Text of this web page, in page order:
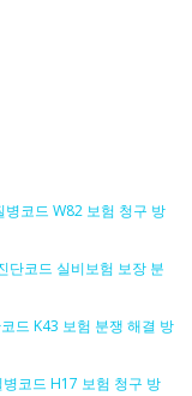
코드 W82 보험 청구 방
단코드 실비보험 보장 분
드 K43 보험 분쟁 해결 방
코드 H17 보험 청구 방